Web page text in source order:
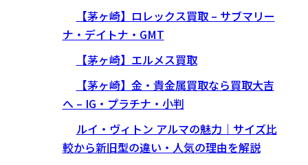
【茅ヶ崎】ロレックス買取 – サブマリー
ナ・デイトナ・GMT
【茅ヶ崎】エルメス買取
【茅ヶ崎】金・貴金属買取なら買取大吉
へ – IG・プラチナ・小判
ルイ・ヴィトン アルマの魅力｜サイズ比
較から新旧型の違い・人気の理由を解説